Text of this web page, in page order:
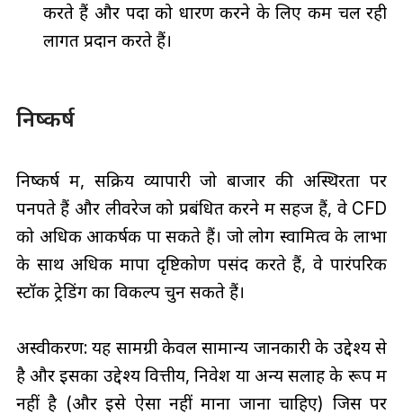
करते हैं और पदों को धारण करने के लिए कम चल रही
लागतें प्रदान करते हैं।
निष्कर्ष
निष्कर्ष में, सक्रिय व्यापारी जो बाजार की अस्थिरता पर
पनपते हैं और लीवरेज को प्रबंधित करने में सहज हैं, वे CFD
को अधिक आकर्षक पा सकते हैं। जो लोग स्वामित्व के लाभों
के साथ अधिक मापा दृष्टिकोण पसंद करते हैं, वे पारंपरिक
स्टॉक ट्रेडिंग का विकल्प चुन सकते हैं।
अस्वीकरण: यह सामग्री केवल सामान्य जानकारी के उद्देश्य से
है और इसका उद्देश्य वित्तीय, निवेश या अन्य सलाह के रूप में
नहीं है (और इसे ऐसा नहीं माना जाना चाहिए) जिस पर